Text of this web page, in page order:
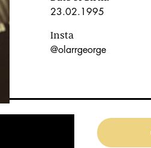
23.02.1995
Insta
@olarrgeorge